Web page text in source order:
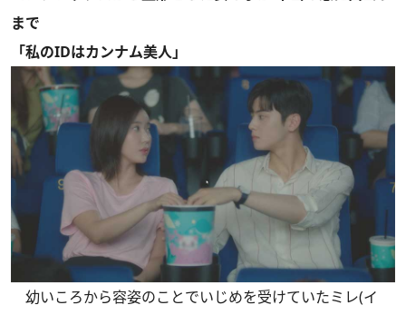
まで
「私のIDはカンナム美人」
幼いころから容姿のことでいじめを受けていたミレ(イ